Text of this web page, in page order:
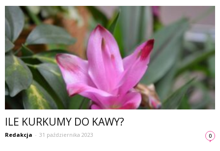
ILE KURKUMY DO KAWY?
Redakcja - 31 października 2023 0